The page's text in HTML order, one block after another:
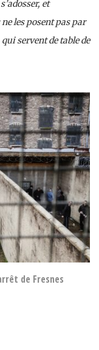
et
les posent pas par
servent de table de
de Fresnes